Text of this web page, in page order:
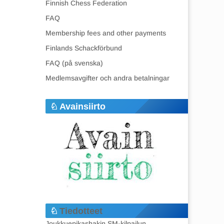
Finnish Chess Federation
FAQ
Membership fees and other payments
Finlands Schackförbund
FAQ (på svenska)
Medlemsavgifter och andra betalningar
Avainsiirto
Tiedotteet